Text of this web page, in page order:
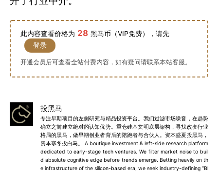
此内容查看价格为 28 黑马币（VIP免费），请先
登录
开通会员后可查看全站付费内容，如有疑问请联系本站客服。
投黑马
专注早期项目的左侧研究与精品投资平台。我们过滤市场噪音，在趋势
确立之前建立绝对的认知优势。重仓硅基文明底层架构，寻找改变行业
格局的黑马，做早期创业者背后的陪跑者与合伙人。资本盛夏投黑马，
资本寒冬投白马。 A boutique investment & left-side research platform
dedicated to early-stage tech ventures. We filter market noise to buil
d absolute cognitive edge before trends emerge. Betting heavily on th
e infrastructure of the silicon-based era, we seek industry-defining “Bl